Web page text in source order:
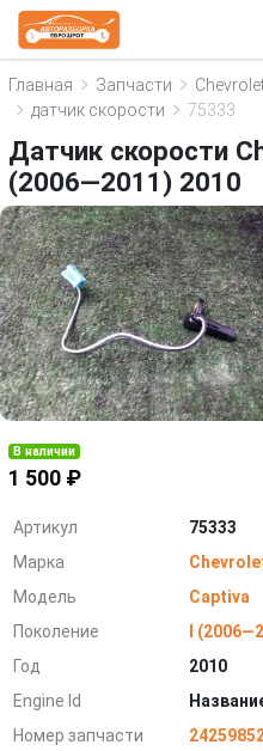
Главная Запчасти
датчик скорости
75333
Датчик скорости
(2006—2011) 2010
В наличии
1 500 ₽
Артикул
75333
Марка
Модель
Captiva
Поколение
I
Год
2010
Engine Id
Номер запчасти